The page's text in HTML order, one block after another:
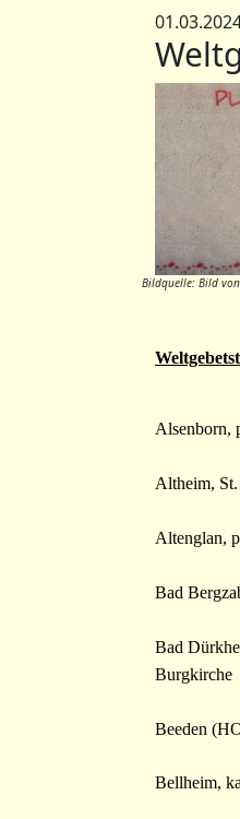
Bildquelle: Bild
Alsenborn,
Altheim,
Altenglan,
Bad
Bad
Burgkirche
Beeden
Bellheim,